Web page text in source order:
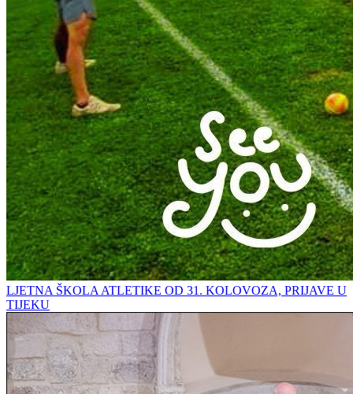
LJETNA ŠKOLA ATLETIKE OD 31. KOLOVOZA, PRIJAVE U
TIJEKU